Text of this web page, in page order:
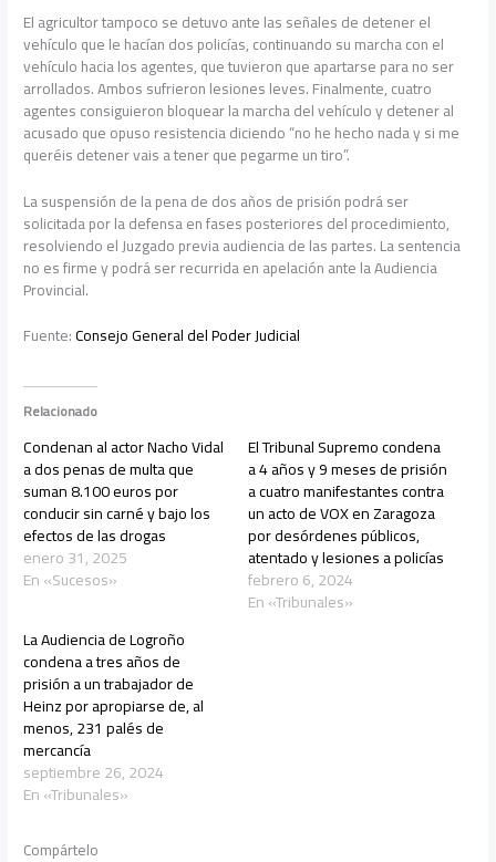
El agricultor tampoco se detuvo ante las señales de detener el
vehículo que le hacían dos policías, continuando su marcha con el
vehículo hacia los agentes, que tuvieron que apartarse para no ser
arrollados. Ambos sufrieron lesiones leves. Finalmente, cuatro
agentes consiguieron bloquear la marcha del vehículo y detener al
acusado que opuso resistencia diciendo “no he hecho nada y si me
queréis detener vais a tener que pegarme un tiro”.
La suspensión de la pena de dos años de prisión podrá ser
solicitada por la defensa en fases posteriores del procedimiento,
resolviendo el Juzgado previa audiencia de las partes. La sentencia
no es firme y podrá ser recurrida en apelación ante la Audiencia
Provincial.
Fuente:Consejo General del Poder Judicial
Relacionado
Condenan al actor Nacho Vidal
a dos penas de multa que
suman 8.100 euros por
conducir sin carné y bajo los
efectos de las drogas
enero 31, 2025
En «Sucesos»
El Tribunal Supremo condena
a 4 años y 9 meses de prisión
a cuatro manifestantes contra
un acto de VOX en Zaragoza
por desórdenes públicos,
atentado y lesiones a policías
febrero 6, 2024
En «Tribunales»
La Audiencia de Logroño
condena a tres años de
prisión a un trabajador de
Heinz por apropiarse de, al
menos, 231 palés de
mercancía
septiembre 26, 2024
En «Tribunales»
Compártelo